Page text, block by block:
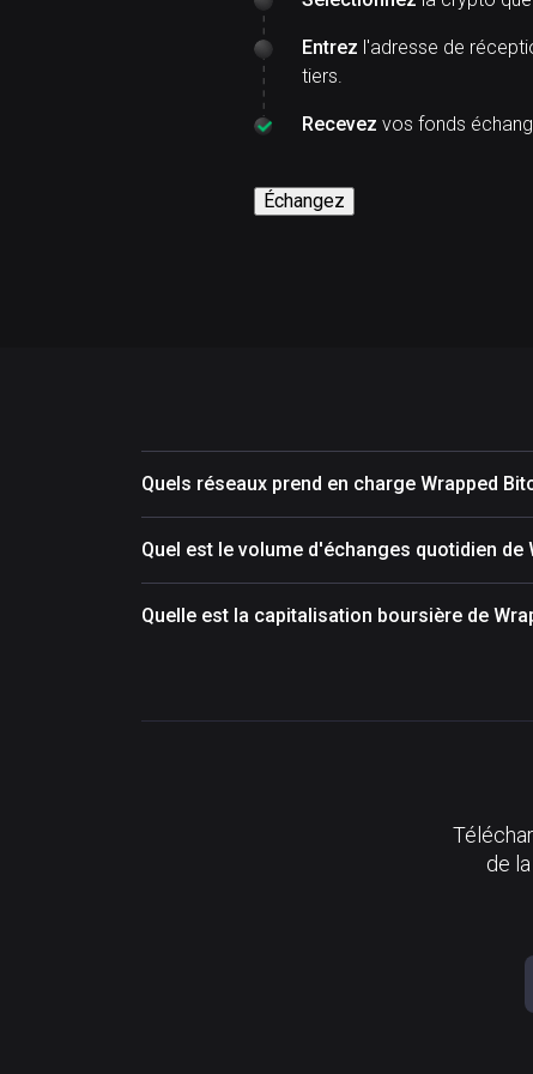
Entrez l'adresse de
tiers.
Recevez vos fonds
Échangez
Quels réseaux prend en charge Wrapped
Quel est le volume d'échanges quotidien de
Quelle est la capitalisation boursière de
de